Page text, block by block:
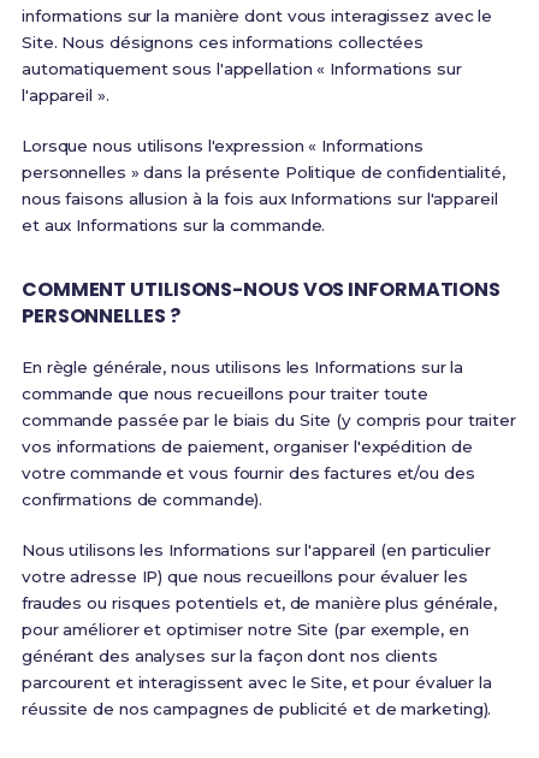
informations sur la manière dont vous interagissez avec le
Site. Nous désignons ces informations collectées
automatiquement sous l'appellation « Informations sur
l'appareil ».
Lorsque nous utilisons l'expression « Informations
personnelles » dans la présente Politique de confidentialité,
nous faisons allusion à la fois aux Informations sur l'appareil
et aux Informations sur la commande.
COMMENT UTILISONS-NOUS VOS INFORMATIONS
PERSONNELLES ?
En règle générale, nous utilisons les Informations sur la
commande que nous recueillons pour traiter toute
commande passée par le biais du Site (y compris pour traiter
vos informations de paiement, organiser l'expédition de
votre commande et vous fournir des factures et/ou des
confirmations de commande).
Nous utilisons les Informations sur l'appareil (en particulier
votre adresse IP) que nous recueillons pour évaluer les
fraudes ou risques potentiels et, de manière plus générale,
pour améliorer et optimiser notre Site (par exemple, en
générant des analyses sur la façon dont nos clients
parcourent et interagissent avec le Site, et pour évaluer la
réussite de nos campagnes de publicité et de marketing).